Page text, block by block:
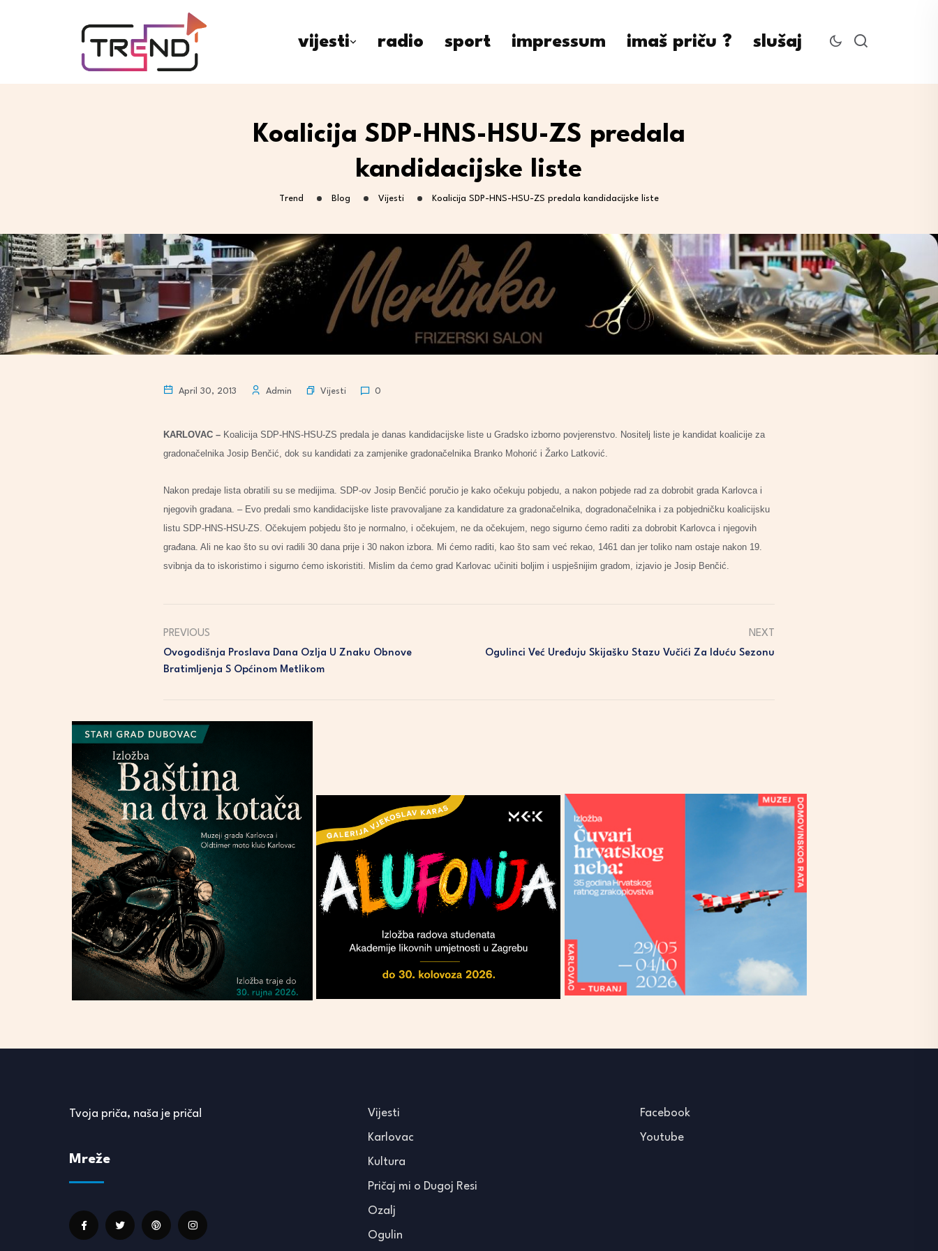
vijesti radio sport impressum imaš priču ? slušaj
Koalicija SDP-HNS-HSU-ZS predala
kandidacijske liste
Trend Blog Vijesti Koalicija SDP-HNS-HSU-ZS predala kandidacijske liste
April 30, 2013 Admin Vijesti 0
KARLOVAC – Koalicija SDP-HNS-HSU-ZS predala je danas kandidacijske liste u Gradsko izborno povjerenstvo. Nositelj liste je kandidat koalicije za
gradonačelnika Josip Benčić, dok su kandidati za zamjenike gradonačelnika Branko Mohorić i Žarko Latković.
Nakon predaje lista obratili su se medijima. SDP-ov Josip Benčić poručio je kako očekuju pobjedu, a nakon pobjede rad za dobrobit grada Karlovca i
njegovih građana. – Evo predali smo kandidacijske liste pravovaljane za kandidature za gradonačelnika, dogradonačelnika i za pobjedničku koalicijsku
listu SDP-HNS-HSU-ZS. Očekujem pobjedu što je normalno, i očekujem, ne da očekujem, nego sigurno ćemo raditi za dobrobit Karlovca i njegovih
građana. Ali ne kao što su ovi radili 30 dana prije i 30 nakon izbora. Mi ćemo raditi, kao što sam već rekao, 1461 dan jer toliko nam ostaje nakon 19.
svibnja da to iskoristimo i sigurno ćemo iskoristiti. Mislim da ćemo grad Karlovac učiniti boljim i uspješnijim gradom, izjavio je Josip Benčić.
PREVIOUS
Ovogodišnja Proslava Dana Ozlja U Znaku Obnove
Bratimljenja S Općinom Metlikom
NEXT
Ogulinci Već Uređuju Skijašku Stazu Vučići Za Iduću Sezonu
Tvoja priča, naša je priča!
Mreže
Vijesti
Karlovac
Kultura
Pričaj mi o Dugoj Resi
Ozalj
Ogulin
Facebook
Youtube